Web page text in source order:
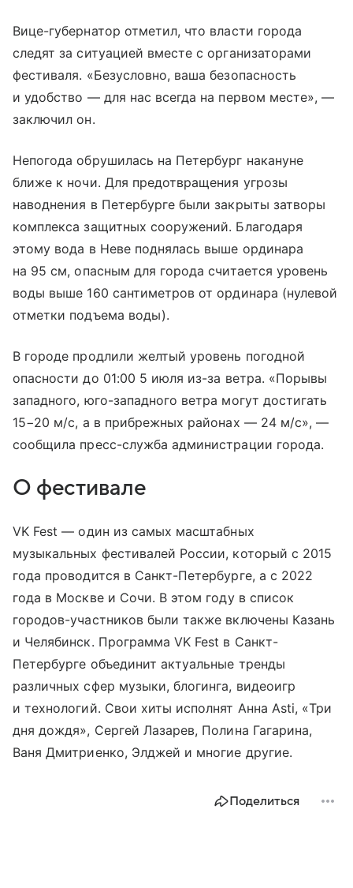
Вице-губернатор отметил, что власти города
следят за ситуацией вместе с организаторами
фестиваля. «Безусловно, ваша безопасность
и удобство — для нас всегда на первом месте», —
заключил он.
Непогода обрушилась на Петербург накануне
ближе к ночи. Для предотвращения угрозы
наводнения в Петербурге были закрыты затворы
комплекса защитных сооружений. Благодаря
этому вода в Неве поднялась выше ординара
на 95 см, опасным для города считается уровень
воды выше 160 сантиметров от ординара (нулевой
отметки подъема воды).
В городе продлили желтый уровень погодной
опасности до 01:00 5 июля из-за ветра. «Порывы
западного, юго-западного ветра могут достигать
15−20 м/с, а в прибрежных районах — 24 м/с», —
сообщила пресс-служба администрации города.
О фестивале
VK Fest — один из самых масштабных
музыкальных фестивалей России, который с 2015
года проводится в Санкт-Петербурге, а с 2022
года в Москве и Сочи. В этом году в список
городов-участников были также включены Казань
и Челябинск. Программа VK Fest в Санкт-
Петербурге объединит актуальные тренды
различных сфер музыки, блогинга, видеоигр
и технологий. Свои хиты исполнят Aнна Asti, «Три
дня дождя», Сергей Лазарев, Полина Гагарина,
Ваня Дмитриенко, Элджей и многие другие.
Поделиться